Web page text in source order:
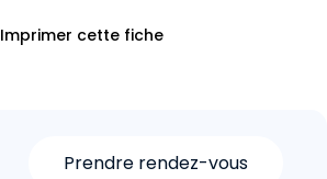
Imprimer cette fiche
Prendre rendez-vous